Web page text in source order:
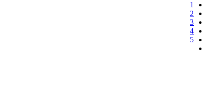
1
2
3
4
5